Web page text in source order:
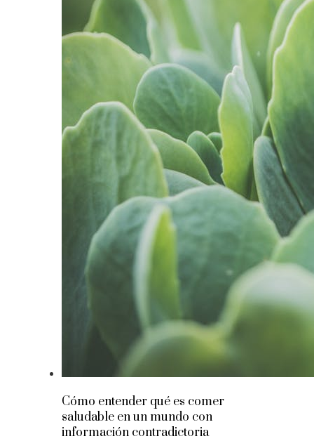
Cómo entender qué es comer
saludable en un mundo con
información contradictoria